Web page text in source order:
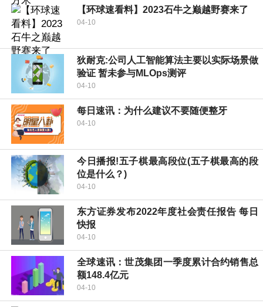
【环球速看料】2023石牛之巅越野赛来了
04-10
狄耐克:公司人工智能算法主要以实际场景做
验证 暂未参与MLOps测评
04-10
每日速讯：为什么建议不要随便整牙
04-10
今日播报!五子棋最高段位(五子棋最高的段
位是什么？)
04-10
东方证券发布2022年度社会责任报告 每日
快报
04-10
全球速讯：世茂集团一季度累计合约销售总
额148.4亿元
04-10